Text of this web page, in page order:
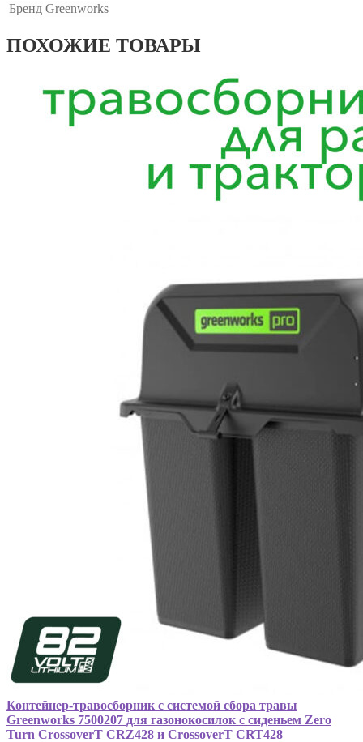
Бренд Greenworks
ПОХОЖИЕ ТОВАРЫ
Контейнер-травосборник с системой сбора травы
Greenworks 7500207 для газонокосилок с сиденьем Zero
Turn CrossoverT CRZ428 и CrossoverT CRT428